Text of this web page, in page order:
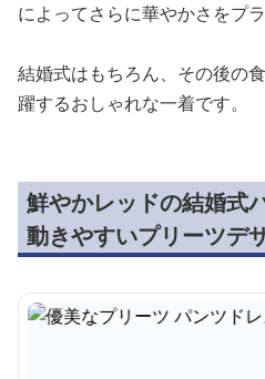
によってさらに華やかさをプ
結婚式はもちろん、その後の
躍するおしゃれな一着です。
鮮やかレッドの結婚式
動きやすいプリーツデ